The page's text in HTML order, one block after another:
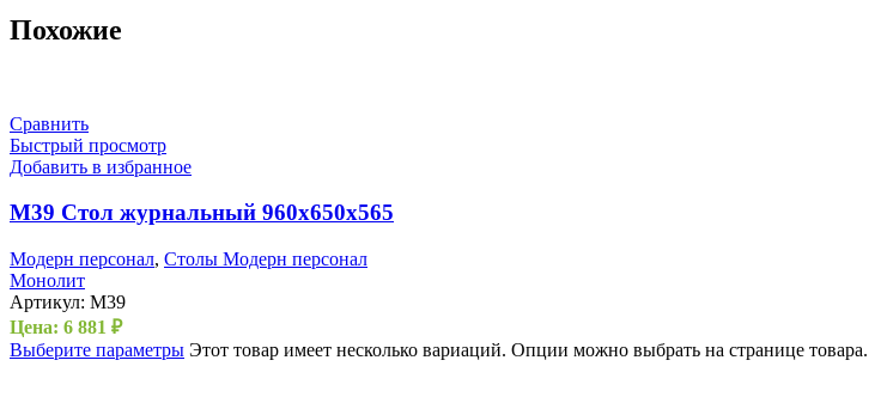
Похожие
Сравнить
Быстрый просмотр
Добавить в избранное
М39 Стол журнальный 960х650х565
Модерн персонал, Столы Модерн персонал
Монолит
Артикул: М39
Цена: 6 881 ₽
Выберите параметры Этот товар имеет несколько вариаций. Опции можно выбрать на странице товара.